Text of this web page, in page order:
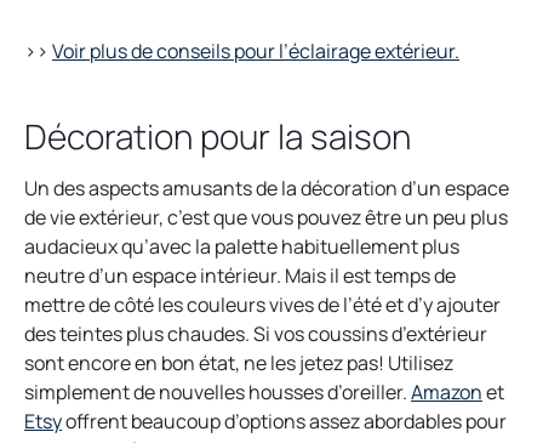
w
b
s
a
n
e
w
t
a
b
s
a
n
e
w
t
a
b
>> Voir plus de conseils pour l’éclairage extérieur.
i
n
a
e
w
a
b
Décoration pour la saison
Un des aspects amusants de la décoration d’un espace
de vie extérieur, c’est que vous pouvez être un peu plus
audacieux qu’avec la palette habituellement plus
neutre d’un espace intérieur. Mais il est temps de
mettre de côté les couleurs vives de l’été et d’y ajouter
des teintes plus chaudes. Si vos coussins d’extérieur
sont encore en bon état, ne les jetez pas! Utilisez
simplement de nouvelles housses d’oreiller.Amazono
p
et
Etsyooffrent beaucoup d’options assez abordables pour